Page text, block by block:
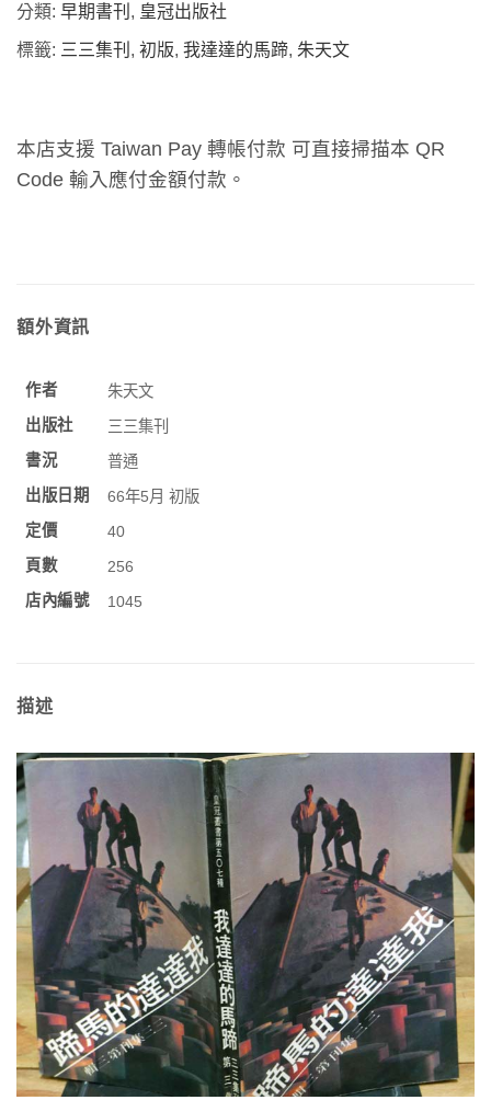
分類: 早期書刊 , 皇冠出版社
標籤: 三三集刊 , 初版, 我達達的馬蹄, 朱天文
本店支援 Taiwan Pay 轉帳付款 可直接掃描本 QR
Code 輸入應付金額付款。
額外資訊
作者
朱天文
出版社
三三集刊
書況
普通
出版日期
66年5月 初版
定價
40
頁數
256
店內編號
1045
描述